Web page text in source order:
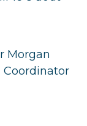
Morgan
Coordinator